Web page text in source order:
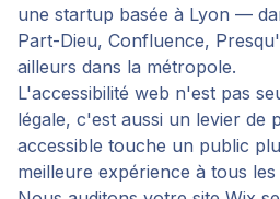
une startup basée à Lyon —
Part-Dieu, Confluence,
ailleurs dans la métropole.
L'accessibilité web n'est pas
légale, c'est aussi un levier de
accessible touche un public
meilleure expérience à tous les